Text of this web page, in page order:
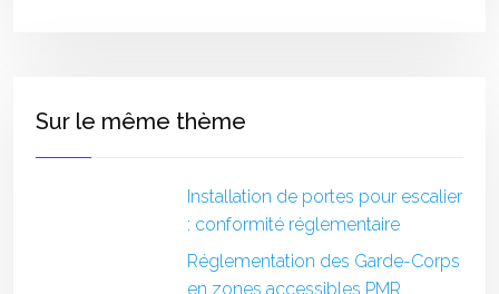
Sur le même thème
Installation de portes pour escalier
: conformité réglementaire
Réglementation des Garde-Corps
en zones accessibles PMR